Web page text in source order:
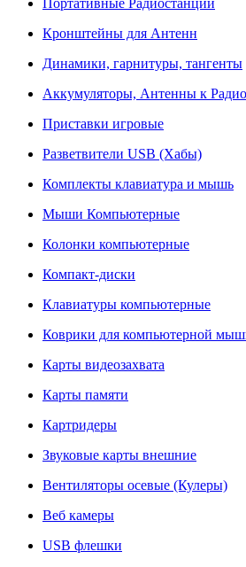
Портативные Радиостанции
Кронштейны для Антенн
Динамики, гарнитуры, тангенты
Аккумуляторы, Антенны к
Приставки игровые
Разветвители USB (Хабы)
Комплекты клавиатура и мышь
Мыши Компьютерные
Колонки компьютерные
Компакт-диски
Клавиатуры компьютерные
Коврики для компьютерной
Карты видеозахвата
Карты памяти
Картридеры
Звуковые карты внешние
Вентиляторы осевые (Кулеры)
Веб камеры
USB флешки